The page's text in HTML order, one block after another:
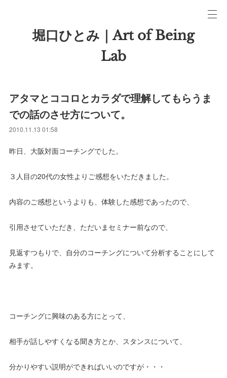
堀口ひとみ｜Art of Being
Lab
アタマとココロとカラダで理解してもらうま
での話のさせ方について。
2010.11.13 01:58
昨日、大阪対面コーチングでした。
３人目の20代の女性よりご感想をいただきました。
内容のご感想というよりも、体験した感想であったので、
引用させていただき、ただいまセミナー前なので、
見返すつもりで、自分のコーチングについて分析することにして
みます。
コーチングに興味のある方にとって、
相手が話しやすくなる聞き方とか、スタンスについて、
分かりやすい説明ができればいいのですが・・・